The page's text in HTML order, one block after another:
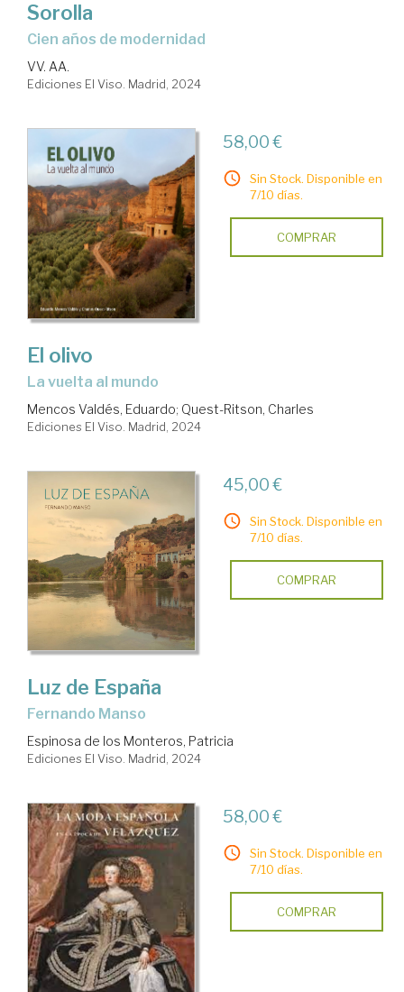
Sorolla
cien años de modernidad
VV. AA.
Ediciones El Viso. Madrid, 2024
58,00 €
Sin Stock. Disponible en
7/10 días.
COMPRAR
El olivo
la vuelta al mundo
Mencos Valdés, Eduardo; Quest-Ritson, Charles
Ediciones El Viso. Madrid, 2024
45,00 €
Sin Stock. Disponible en
7/10 días.
COMPRAR
Luz de España
Fernando Manso
Espinosa de los Monteros, Patricia
Ediciones El Viso. Madrid, 2024
58,00 €
Sin Stock. Disponible en
7/10 días.
COMPRAR